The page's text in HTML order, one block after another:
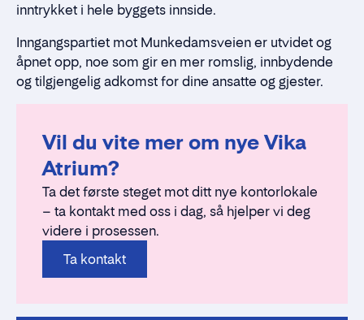
inntrykket i hele byggets innside.
Inngangspartiet mot Munkedamsveien er utvidet og
åpnet opp, noe som gir en mer romslig, innbydende
og tilgjengelig adkomst for dine ansatte og gjester.
Vil du vite mer om nye Vika
Atrium?
Ta det første steget mot ditt nye kontorlokale
– ta kontakt med oss i dag, så hjelper vi deg
videre i prosessen.
Ta kontakt